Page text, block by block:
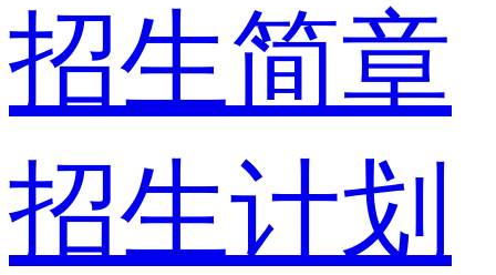
招生简章
招生计划